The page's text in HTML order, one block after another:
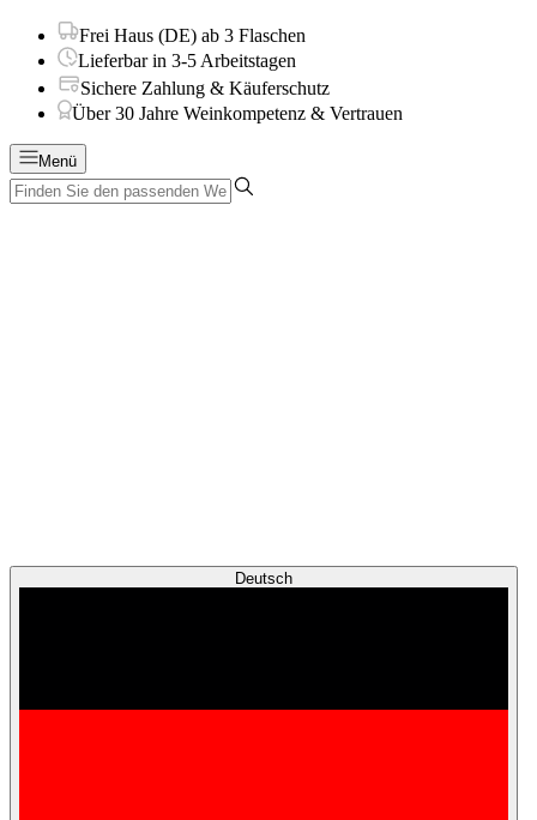
Frei Haus (DE) ab 3 Flaschen
Lieferbar in 3-5 Arbeitstagen
Sichere Zahlung & Käuferschutz
Über 30 Jahre Weinkompetenz & Vertrauen
Menü
Deutsch